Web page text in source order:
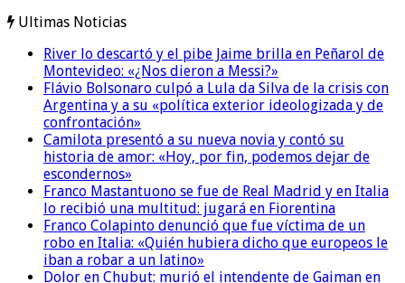
Ultimas Noticias
River lo descartó y el pibe Jaime brilla en Peñarol de
Montevideo: «¿Nos dieron a Messi?»
Flávio Bolsonaro culpó a Lula da Silva de la crisis con
Argentina y a su «política exterior ideologizada y de
confrontación»
Camilota presentó a su nueva novia y contó su
historia de amor: «Hoy, por fin, podemos dejar de
escondernos»
Franco Mastantuono se fue de Real Madrid y en Italia
lo recibió una multitud: jugará en Fiorentina
Franco Colapinto denunció que fue víctima de un
robo en Italia: «Quién hubiera dicho que europeos le
iban a robar a un latino»
Dolor en Chubut: murió el intendente de Gaiman en